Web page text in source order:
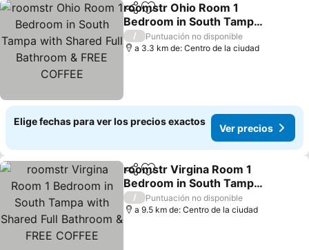
CompartirAgregar a favoritos
roomstr Ohio Room 1
Bedroom in South Tampa
with Shared Full
Bathroom & FREE COFFEE
/
Puntuación no disponible
a 3.3 km de: Centro de la ciudad
Elige fechas para ver los precios exactos
Ver precios
CompartirAgregar a favoritos
roomstr Virgina Room 1
Bedroom in South Tampa
with Shared Full
Bathroom & FREE COFFEE
/
Puntuación no disponible
a 9.5 km de: Centro de la ciudad